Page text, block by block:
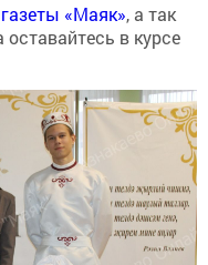
«Маяк», а так
оставайтесь в курсе